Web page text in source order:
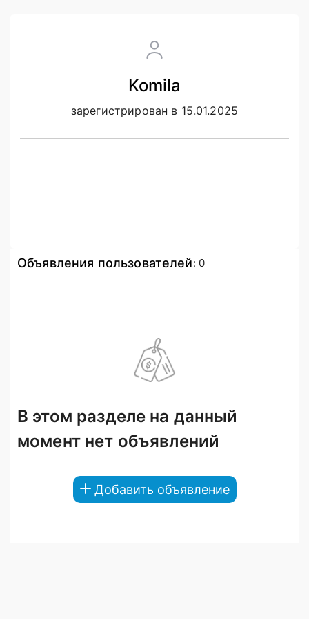
Komila
зарегистрирован в 15.01.2025
Объявления пользователей: 0
В этом разделе на данный
момент нет объявлений
Добавить объявление